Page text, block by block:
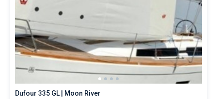
узбережжя
Туреччини
або
відпочинок
на
однієї
160Dufour 335 GL | Moon River